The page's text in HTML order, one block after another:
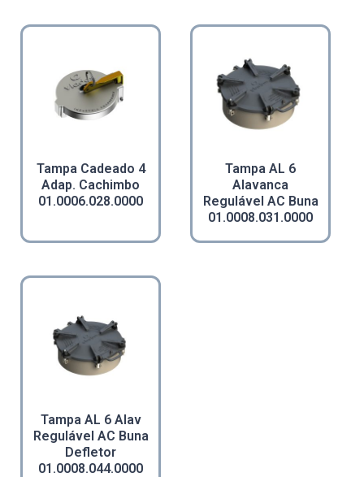
Tampa Cadeado 4
Adap. Cachimbo
01.0006.028.0000
Tampa AL 6
Alavanca
Regulável AC Buna
01.0008.031.0000
Tampa AL 6 Alav
Regulável AC Buna
Defletor
01.0008.044.0000